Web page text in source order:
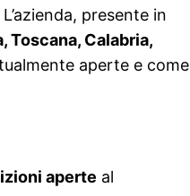
presente in
Toscana, Calabria,
aperte e come
aperte al